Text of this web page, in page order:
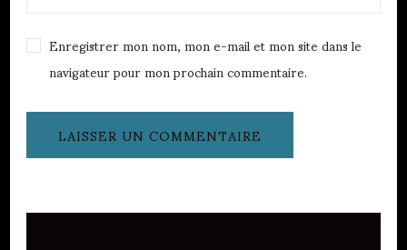
Enregistrer mon nom, mon e-mail et mon site dans le
navigateur pour mon prochain commentaire.